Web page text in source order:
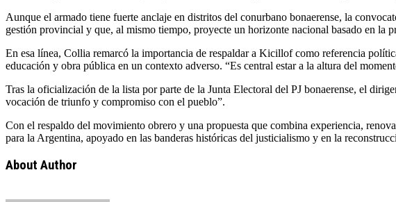
Aunque el armado tiene fuerte anclaje en distritos del conurbano bonaerense, la
gestión provincial y que, al mismo tiempo, proyecte un horizonte nacional basado en la
En esa línea, Collia remarcó la importancia de respaldar a Kicillof como referencia
educación y obra pública en un contexto adverso. “Es central estar a la altura del
Tras la oficialización de la lista por parte de la Junta Electoral del PJ bonaerense, el
vocación de triunfo y compromiso con el pueblo”.
Con el respaldo del movimiento obrero y una propuesta que combina experiencia,
para la Argentina, apoyado en las banderas históricas del justicialismo y en la
About Author